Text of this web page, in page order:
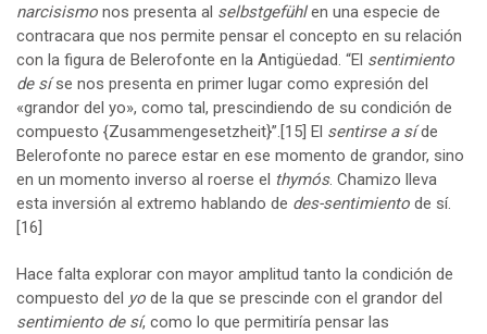
narcisismo nos presenta al selbstgefühlen una especie de
contracara que nos permite pensar el concepto en su relación
con la figura de Belerofonte en la Antigüedad. “El sentimiento
de síse nos presenta en primer lugar como expresión del
«grandor del yo», como tal, prescindiendo de su condición de
compuesto {Zusammengesetzheit}”.[15] El sentirse a síde
Belerofonte no parece estar en ese momento de grandor, sino
en un momento inverso al roerse el thymós. Chamizo lleva
esta inversión al extremo hablando de des-sentimiento de sí.
[16]
Hace falta explorar con mayor amplitud tanto la condición de
compuesto del yo de la que se prescinde con el grandor del
sentimiento de sí, como lo que permitiría pensar las